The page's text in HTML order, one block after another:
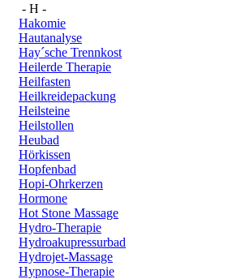
- H -
Hakomie
Hautanalyse
Hay´sche Trennkost
Heilerde Therapie
Heilfasten
Heilkreidepackung
Heilsteine
Heilstollen
Heubad
Hörkissen
Hopfenbad
Hopi-Ohrkerzen
Hormone
Hot Stone Massage
Hydro-Therapie
Hydroakupressurbad
Hydrojet-Massage
Hypnose-Therapie